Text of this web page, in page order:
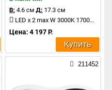
В: 4.6 см Д: 17.3 см
LED x 2 max W 3000K 1700Lm
Цена: 4 197 Р.
Купить
211452